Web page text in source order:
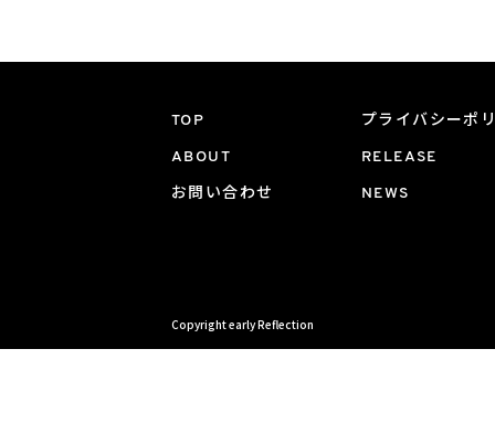
TOP プライバシーポ
ABOUT RELEASE
お問い合わせ NEWS
Copyright early Reflection